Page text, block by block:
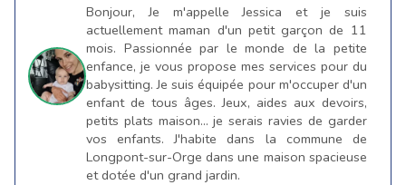
Bonjour, Je m'appelle Jessica et je suis
actuellement maman d'un petit garçon de 11
mois. Passionnée par le monde de la petite
enfance, je vous propose mes services pour du
babysitting. Je suis équipée pour m'occuper d'un
enfant de tous âges. Jeux, aides aux devoirs,
petits plats maison... je serais ravies de garder
vos enfants. J'habite dans la commune de
Longpont-sur-Orge dans une maison spacieuse
et dotée d'un grand jardin.